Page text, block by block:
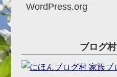
WordPress.org
ブログ村